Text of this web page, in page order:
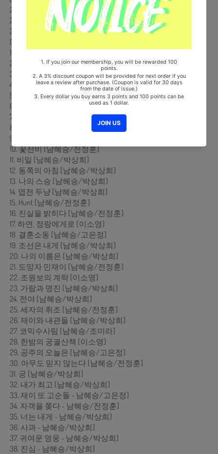
26. 봄날의 인연 [남혜승/조미라]
27. 귀여운 질투 [이소영]
28. 하늘거리는 [남혜승/고은정]
DISK(CD) 2.
1. 동궁전은 어디에 [남혜승/전정훈]
2. 세자의 전장 [남혜승/전정훈]
3. 낭만의 시간 [남혜승/조미라]
4. 명진코드 [남혜승/박상희]
5. 친구 [남혜승/박상희]
6. 슬픔을 묻고 [남혜승/박상희]
7. 마음이 피어나다 [남혜승/박상희]
8. 하연공주의 짝사랑 [이소영]
9. 꽃단장 [남혜승/고은정]
10. 꽃선비 [남혜승/전정훈]
11. 비밀 [남혜승/박상희]
12. 동쪽의 아침 [남혜승/박상희]
13. 나의 스승 [남혜승/박상희]
14. 엽전 두냥 [남혜승/박상희]
15. Hunt [남혜승/전정훈]
16. 진실을 밝히다 [남혜승/전정훈]
17. 하연, 정랑에게로 [이소영]
18. 결혼소동 [남혜승/고은정]
19. 조선은 내게 [남혜승/박상희]
20. 나의 이름은 [남혜승/박상희]
21. 도망자 민재이 [남혜승/전정훈]
22. 조원보의 계략 [이소영]
23. 가람과 명진 [남혜승/박상희]
24. 전야 [남혜승/박상희]
25. 세자의 취조 [남혜승/전정훈]
26. 재이와 내관들 [남혜승/박상희]
27. 코믹수사팀 [남혜승/조미라]
28. 한밤의 궁궐산책 [이소영]
29. 공주의 오늘은 [남혜승/고은정]
30. 아무도 믿지 않는다 [남혜승/전정훈]
31. 궁 [남혜승/박상희]
32. 내가 최고 [남혜승/박상희]
33. 재이 또 고순돌 - 남혜승/고은정]
34. 자객을 쫒다 - 남혜승/전정훈]
35. 너는 내게 - 남혜승/박상희]
36. 사과 - 남혜승/박상희]
37. 귀여운 영웅 - 남혜승/박상희]
38. 진심 - 남혜승/박상희]